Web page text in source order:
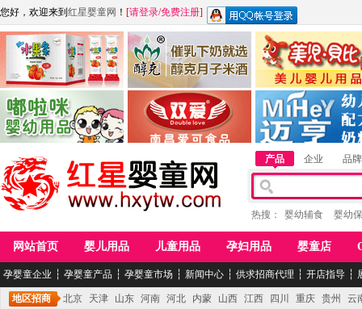
您好，欢迎来到 红星婴童网 ！ [请登录/免费注册]
江西麦嘟嘟食品有限公司
青岛嘟啦咪婴幼儿用品公司
江西醇之客月子米酒 惠州市美儿婴儿用品
湖南迈亨母婴用品有限
产品 企业 品牌
热搜： 婴幼辅食 婴幼
网站首页 婴儿用品 儿童用品 孕妇用品 婴童店
孕婴童企业 ┆ 孕婴童产品 ┆ 孕婴童市场 ┆ 新闻中心 ┆ 供求招商代理 ┆ 开店指导 ┆
地区招商 北京 天津 山东 河南 河北 内蒙 山西 江西 四川 重庆 贵州
云